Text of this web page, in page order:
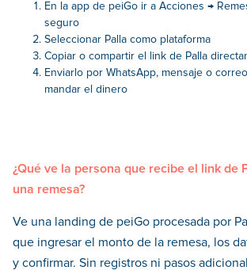
En la app de peiGo ir a Acciones →
seguro
Seleccionar Palla como plataforma
Copiar o compartir el link de Palla
Enviarlo por WhatsApp, mensaje o
mandar el dinero
¿Qué ve la persona que recibe el link de
una remesa?
Ve una landing de peiGo procesada por
que ingresar el monto de la remesa, los
y confirmar. Sin registros ni pasos